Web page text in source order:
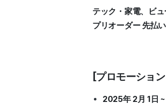
テック・家電、ビ
プリオーダー 先払
[プロモーショ
2025年 2月 1日